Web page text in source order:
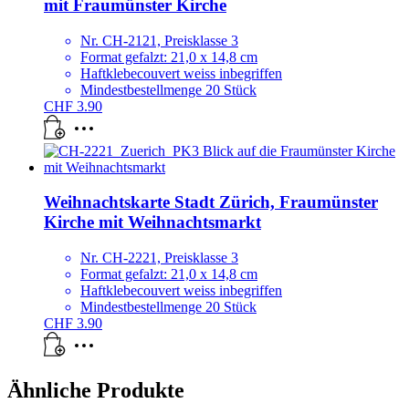
mit Fraumünster Kirche
Nr. CH-2121, Preisklasse 3
Format gefalzt: 21,0 x 14,8 cm
Haftklebecouvert weiss inbegriffen
Mindestbestellmenge 20 Stück
CHF 3.90
Weihnachtskarte Stadt Zürich, Fraumünster
Kirche mit Weihnachtsmarkt
Nr. CH-2221, Preisklasse 3
Format gefalzt: 21,0 x 14,8 cm
Haftklebecouvert weiss inbegriffen
Mindestbestellmenge 20 Stück
CHF 3.90
Ähnliche Produkte